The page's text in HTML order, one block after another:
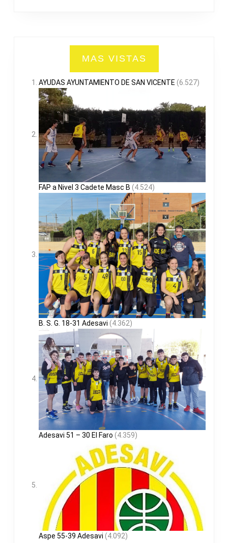
MAS VISTAS
AYUDAS AYUNTAMIENTO DE SAN VICENTE (6.527)
FAP a Nivel 3 Cadete Masc B (4.524)
B. S. G. 18-31 Adesavi (4.362)
Adesavi 51 – 30 El Faro (4.359)
Aspe 55-39 Adesavi (4.092)